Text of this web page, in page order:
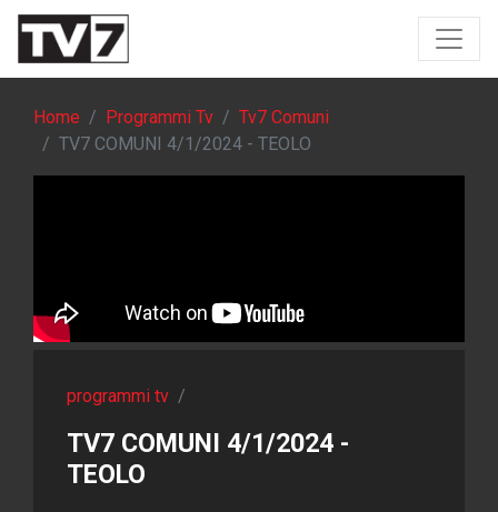
Home Programmi Tv
Tv7 Comuni
TV7 COMUNI 4/1/2024 - TEOLO
programmi tv /
TV7 COMUNI 4/1/2024 -
TEOLO